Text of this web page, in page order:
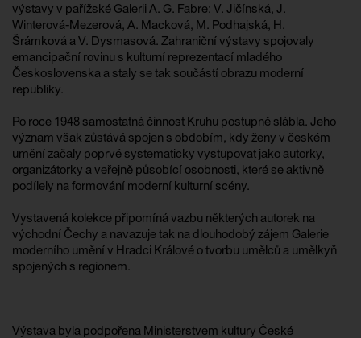
výstavy v pařížské Galerii A. G. Fabre: V. Jičínská, J.
Winterová-Mezerová, A. Macková, M. Podhajská, H.
Šrámková a V. Dysmasová. Zahraniční výstavy spojovaly
emancipační rovinu s kulturní reprezentací mladého
Československa a staly se tak součástí obrazu moderní
republiky.
Po roce 1948 samostatná činnost Kruhu postupně slábla. Jeho
význam však zůstává spojen s obdobím, kdy ženy v českém
umění začaly poprvé systematicky vystupovat jako autorky,
organizátorky a veřejně působící osobnosti, které se aktivně
podílely na formování moderní kulturní scény.
Vystavená kolekce připomíná vazbu některých autorek na
východní Čechy a navazuje tak na dlouhodobý zájem Galerie
moderního umění v Hradci Králové o tvorbu umělců a umělkyň
spojených s regionem.
Výstava byla podpořena Ministerstvem kultury České